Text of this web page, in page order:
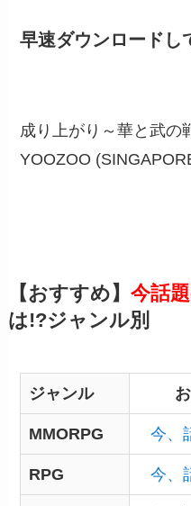
早速ダウンロードし
成り上がり～華と武の
YOOZOO
【おすすめ】 今話
は!?ジャンル別
ジャンル
MMORPG 今、
RPG 今、